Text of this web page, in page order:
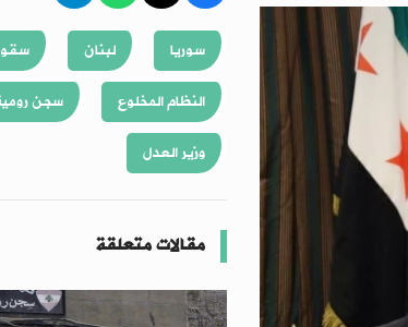
سوريا لبنان
النظام المخلوع
سجن
وزير العدل
مقالات متعلقة